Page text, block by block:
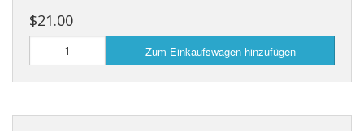
$21.00
Zum Einkaufswagen hinzufügen